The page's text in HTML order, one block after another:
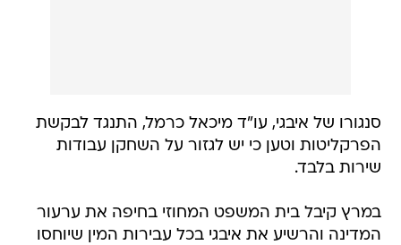
סנגורו של איבגי, עו"ד מיכאל כרמל, התנגד לבקשת
הפרקליטות וטען כי יש לגזור על השחקן עבודות
שירות בלבד.
במרץ קיבל בית המשפט המחוזי בחיפה את ערעור
המדינה והרשיע את איבגי בכל עבירות המין שיוחסו